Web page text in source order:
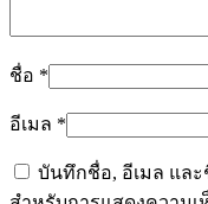
ชื่อ *
อีเมล *
บันทึกชื่อ, อีเมล และ